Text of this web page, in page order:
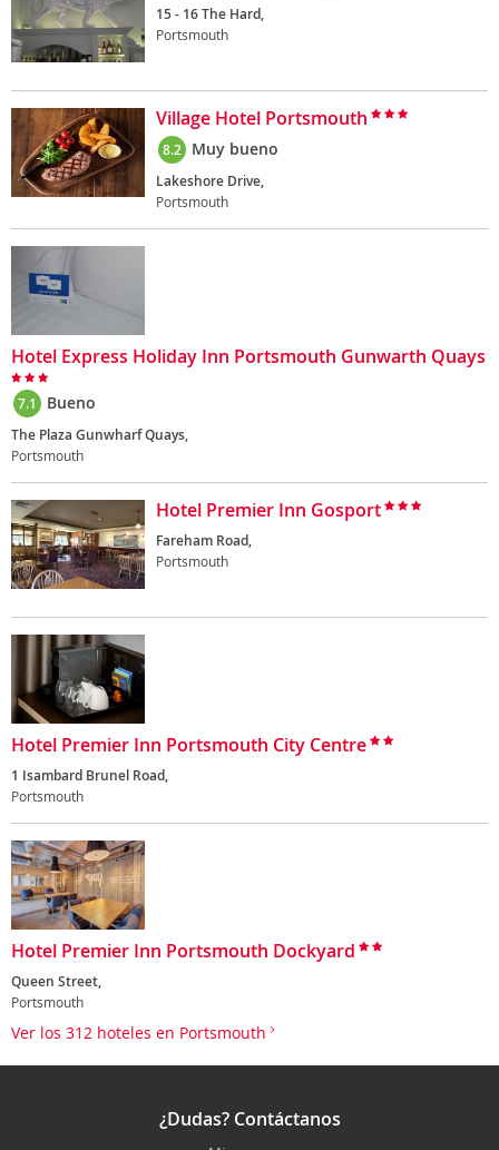
15 - 16 The Hard,
Portsmouth
Village Hotel Portsmouth
8.2 Muy bueno
Lakeshore Drive,
Portsmouth
Hotel Express Holiday Inn Portsmouth Gunwarth Quays
7.1 Bueno
The Plaza Gunwharf Quays,
Portsmouth
Hotel Premier Inn Gosport
Fareham Road,
Portsmouth
Hotel Premier Inn Portsmouth City Centre
1 Isambard Brunel Road,
Portsmouth
Hotel Premier Inn Portsmouth Dockyard
Queen Street,
Portsmouth
Ver los 312 hoteles en Portsmouth
¿Dudas? Contáctanos